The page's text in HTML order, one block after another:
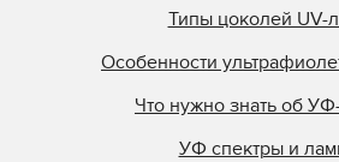
Типы цоколей UV-
Особенности
Что нужно знать об
УФ спектры и